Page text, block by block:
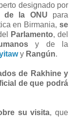
designado por
de la ONU para
en Birmania, se
Parlamento, del
y de la
y Rangún.
de Rakhine y
de que podrá
su visita, que